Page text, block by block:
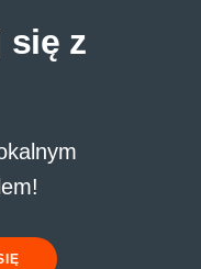
się z